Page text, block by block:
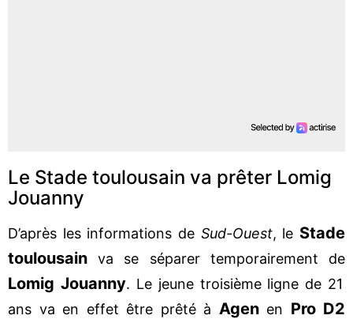
Le Stade toulousain va prêter Lomig
Jouanny
D’après les informations de Sud-Ouest, le Stade
toulousain va se séparer temporairement de
Lomig Jouanny. Le jeune troisième ligne de 21
ans va en effet être prêté à Agenen Pro D2